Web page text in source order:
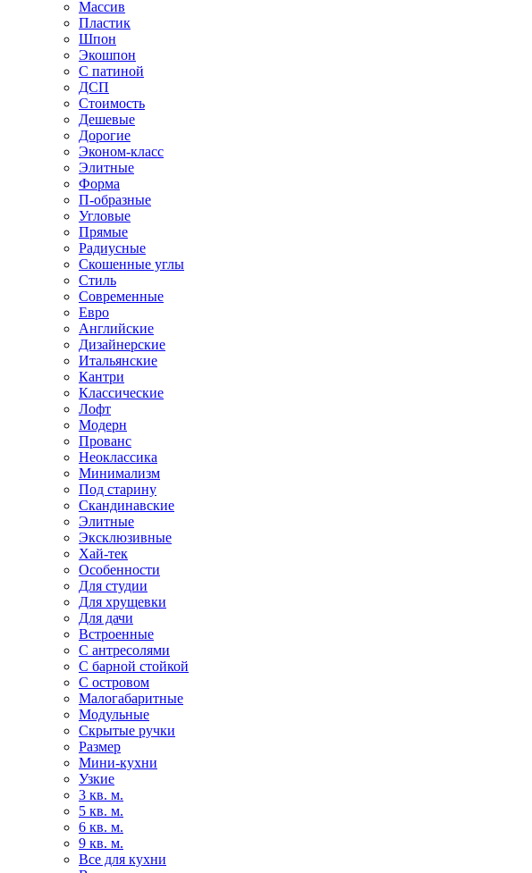
Массив
Пластик
Шпон
Экошпон
С патиной
ДСП
Стоимость
Дешевые
Дорогие
Эконом-класс
Элитные
Форма
П-образные
Угловые
Прямые
Радиусные
Скошенные углы
Стиль
Современные
Евро
Английские
Дизайнерские
Итальянские
Кантри
Классические
Лофт
Модерн
Прованс
Неоклассика
Минимализм
Под старину
Скандинавские
Элитные
Эксклюзивные
Хай-тек
Особенности
Для студии
Для хрущевки
Для дачи
Встроенные
С антресолями
С барной стойкой
С островом
Малогабаритные
Модульные
Скрытые ручки
Размер
Мини-кухни
Узкие
3 кв. м.
5 кв. м.
6 кв. м.
9 кв. м.
Все для кухни